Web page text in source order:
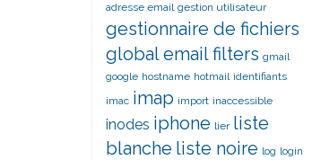
adresse email gestion utilisateur
gestionnaire de fichiers
global email filters gmail
google hostname hotmail identifiants
imac imap import inaccessible
inodes iphone lier liste
blanche liste noire log login